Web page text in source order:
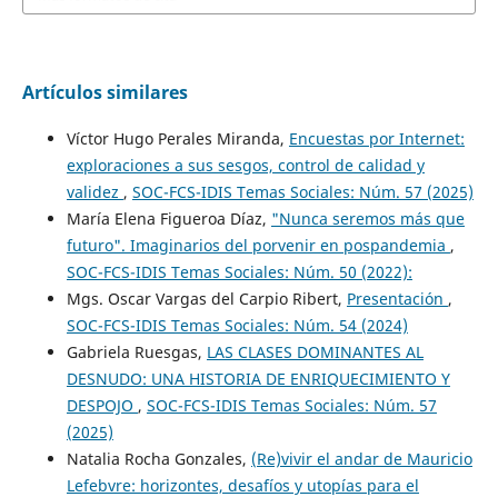
Artículos similares
Víctor Hugo Perales Miranda, Encuestas por Internet:
exploraciones a sus sesgos, control de calidad y
validez , SOC-FCS-IDIS Temas Sociales: Núm. 57 (2025)
María Elena Figueroa Díaz, "Nunca seremos más que
futuro". Imaginarios del porvenir en pospandemia ,
SOC-FCS-IDIS Temas Sociales: Núm. 50 (2022):
Mgs. Oscar Vargas del Carpio Ribert, Presentación ,
SOC-FCS-IDIS Temas Sociales: Núm. 54 (2024)
Gabriela Ruesgas, LAS CLASES DOMINANTES AL
DESNUDO: UNA HISTORIA DE ENRIQUECIMIENTO Y
DESPOJO , SOC-FCS-IDIS Temas Sociales: Núm. 57
(2025)
Natalia Rocha Gonzales, (Re)vivir el andar de Mauricio
Lefebvre: horizontes, desafíos y utopías para el